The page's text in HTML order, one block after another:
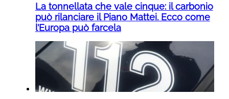
La tonnellata che vale cinque: il carbonio
può rilanciare il Piano Mattei. Ecco come
l’Europa può farcela